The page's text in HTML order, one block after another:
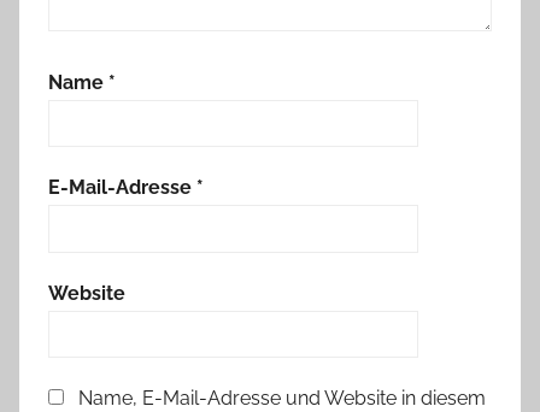
Name *
E-Mail-Adresse *
Website
Name, E-Mail-Adresse und Website in diesem